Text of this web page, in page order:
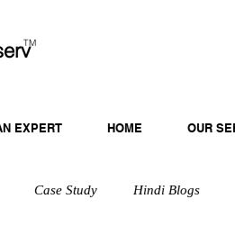
TM
EXPERT HOME OUR
Case Study Hindi Blogs